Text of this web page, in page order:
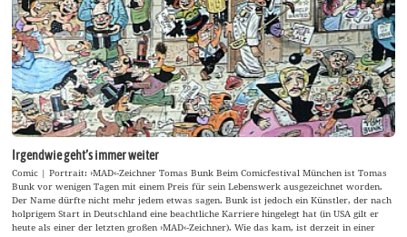
Irgendwie geht’s immer weiter
Comic | Portrait: ›MAD‹-Zeichner Tomas Bunk Beim Comicfestival München ist Tomas
Bunk vor wenigen Tagen mit einem Preis für sein Lebenswerk ausgezeichnet worden.
Der Name dürfte nicht mehr jedem etwas sagen. Bunk ist jedoch ein Künstler, der nach
holprigem Start in Deutschland eine beachtliche Karriere hingelegt hat (in USA gilt er
heute als einer der letzten großen ›MAD‹-Zeichner). Wie das kam, ist derzeit in einer